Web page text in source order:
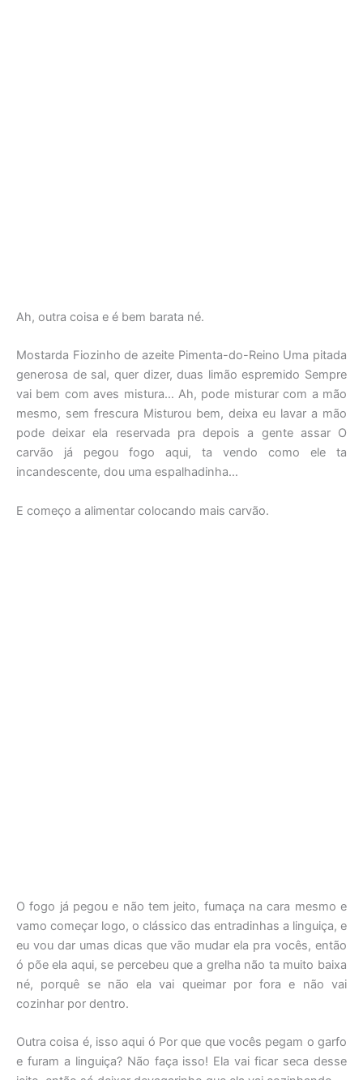
Ah, outra coisa e é bem barata né.
Mostarda Fiozinho de azeite Pimenta-do-Reino Uma pitada
generosa de sal, quer dizer, duas limão espremido Sempre
vai bem com aves mistura… Ah, pode misturar com a mão
mesmo, sem frescura Misturou bem, deixa eu lavar a mão
pode deixar ela reservada pra depois a gente assar O
carvão já pegou fogo aqui, ta vendo como ele ta
incandescente, dou uma espalhadinha…
E começo a alimentar colocando mais carvão.
O fogo já pegou e não tem jeito, fumaça na cara mesmo e
vamo começar logo, o clássico das entradinhas a linguiça, e
eu vou dar umas dicas que vão mudar ela pra vocês, então
ó põe ela aqui, se percebeu que a grelha não ta muito baixa
né, porquê se não ela vai queimar por fora e não vai
cozinhar por dentro.
Outra coisa é, isso aqui ó Por que que vocês pegam o garfo
e furam a linguiça? Não faça isso! Ela vai ficar seca desse